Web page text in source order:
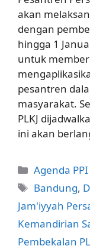
akan
dengan
hingga 1
untuk
pesantren
masyarakat.
PLKJ
ini akan
Categories
Agenda
Tags
Bandung,
Jam'iyyah
Kemandirian
Pembekalan